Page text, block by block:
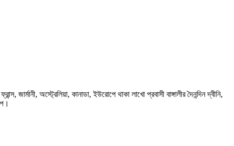
অস্ট্রেলিয়া, কানাডা, ইউরোপে থাকা লাখো প্রবাসী বাঙ্গালীর দৈনন্দিন দ্বীনি,